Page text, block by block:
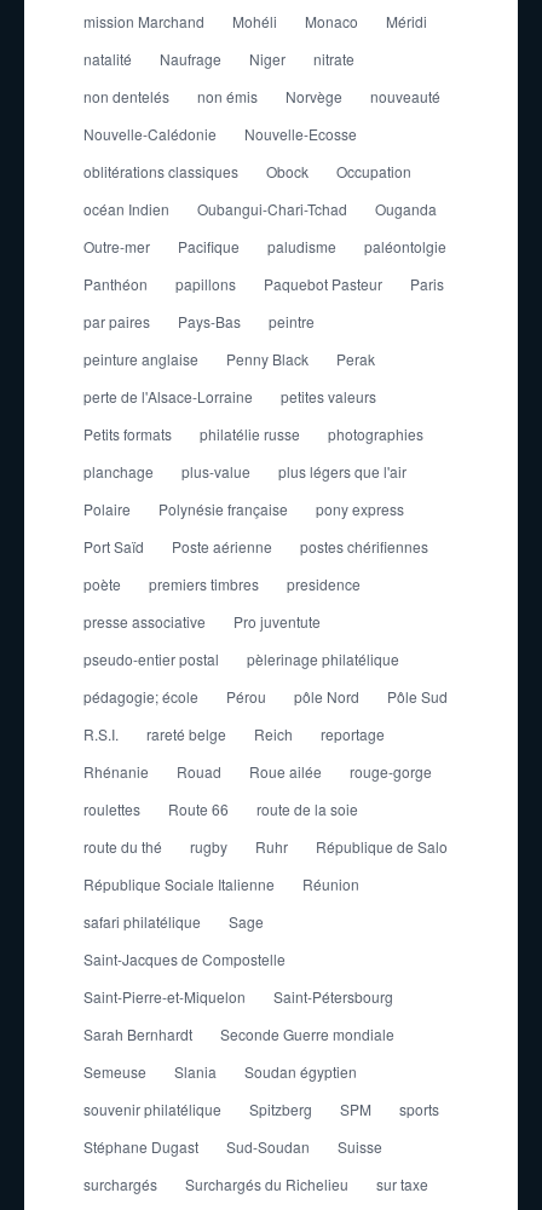
mission Marchand
Mohéli Monaco
Méridi
natalité
Naufrage Niger
nitrate
non dentelés
non émis Norvège
nouveauté
Nouvelle-Calédonie
Nouvelle-Ecosse
oblitérations classiques
Obock
Occupation
océan Indien
Oubangui-Chari-Tchad
Ouganda
Outre-mer
Pacifique paludisme
paléontolgie
Panthéon
papillons Paquebot Pasteur
Paris
par paires
Pays-Bas
peintre
peinture anglaise
Penny Black
Perak
perte de l'Alsace-Lorraine
petites valeurs
Petits formats
philatélie russe
photographies
planchage
plus-value
plus légers que l'air
Polaire
Polynésie française
pony express
Port Saïd
Poste aérienne
postes chérifiennes
poète
premiers timbres
presidence
presse associative
Pro juventute
pseudo-entier postal
pèlerinage philatélique
pédagogie; école
Pérou pôle Nord
Pôle Sud
R.S.I.
rareté belge Reich
reportage
Rhénanie
Rouad Roue ailée
rouge-gorge
roulettes
Route 66
route de la soie
route du thé
rugby Ruhr
République de Salo
République Sociale Italienne
Réunion
safari philatélique
Sage
Saint-Jacques de Compostelle
Saint-Pierre-et-Miquelon
Saint-Pétersbourg
Sarah Bernhardt
Seconde Guerre mondiale
Semeuse
Slania
Soudan égyptien
souvenir philatélique
Spitzberg SPM
sports
Stéphane Dugast
Sud-Soudan
Suisse
surchargés
Surchargés du Richelieu
sur taxe